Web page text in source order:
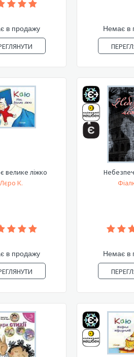
в продажу Немає в
велике ліжко
Лєро К.
в продажу Немає в